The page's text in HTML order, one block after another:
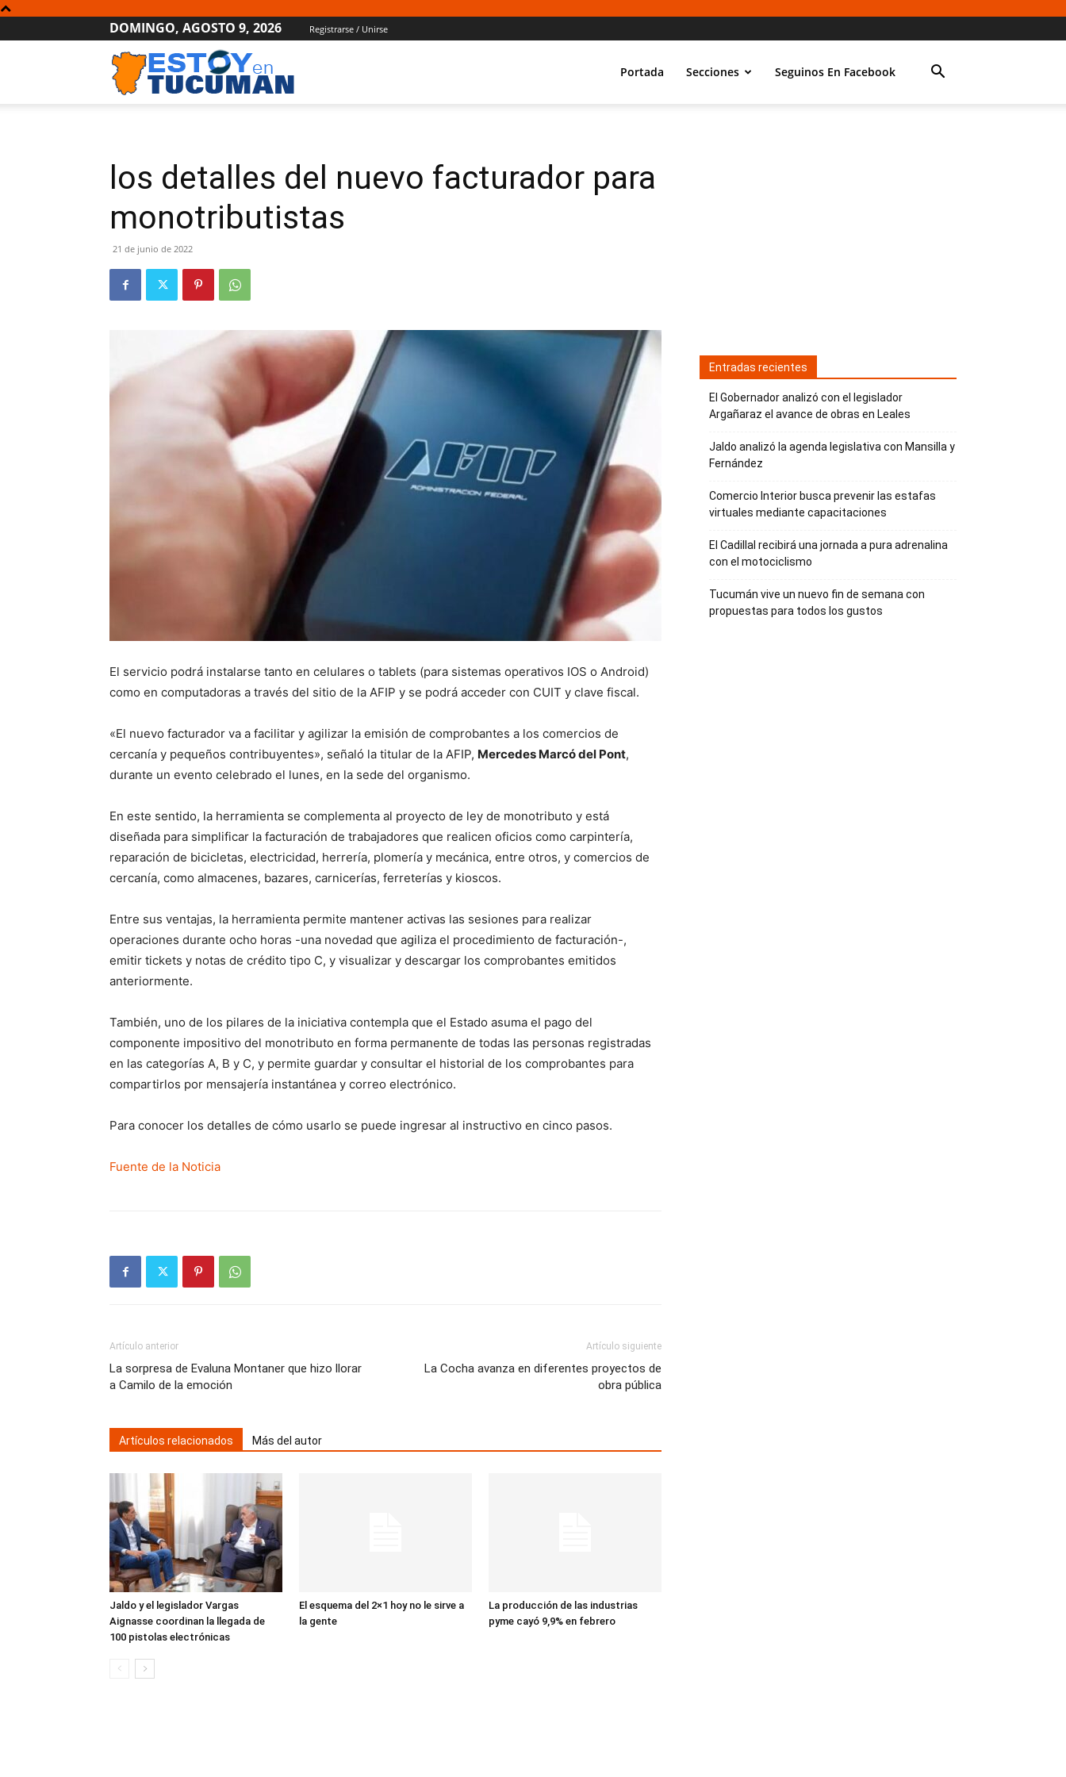
DOMINGO, AGOSTO 9, 2026 Registrarse / Unirse
Portada Secciones Seguinos En Facebook
los detalles del nuevo facturador para
monotributistas
21 de junio de 2022
El servicio podrá instalarse tanto en celulares o tablets (para sistemas operativos IOS o Android)
como en computadoras a través del sitio de la AFIP y se podrá acceder con CUIT y clave fiscal.
«El nuevo facturador va a facilitar y agilizar la emisión de comprobantes a los comercios de
cercanía y pequeños contribuyentes», señaló la titular de la AFIP, Mercedes Marcó del Pont,
durante un evento celebrado el lunes, en la sede del organismo.
En este sentido, la herramienta se complementa al proyecto de ley de monotributo y está
diseñada para simplificar la facturación de trabajadores que realicen oficios como carpintería,
reparación de bicicletas, electricidad, herrería, plomería y mecánica, entre otros, y comercios de
cercanía, como almacenes, bazares, carnicerías, ferreterías y kioscos.
Entre sus ventajas, la herramienta permite mantener activas las sesiones para realizar
operaciones durante ocho horas -una novedad que agiliza el procedimiento de facturación-,
emitir tickets y notas de crédito tipo C, y visualizar y descargar los comprobantes emitidos
anteriormente.
También, uno de los pilares de la iniciativa contempla que el Estado asuma el pago del
componente impositivo del monotributo en forma permanente de todas las personas registradas
en las categorías A, B y C, y permite guardar y consultar el historial de los comprobantes para
compartirlos por mensajería instantánea y correo electrónico.
Para conocer los detalles de cómo usarlo se puede ingresar al instructivo en cinco pasos.
Fuente de la Noticia
Artículo anterior
La sorpresa de Evaluna Montaner que hizo llorar
a Camilo de la emoción
Artículo siguiente
La Cocha avanza en diferentes proyectos de
obra pública
Artículos relacionados Más del autor
Jaldo y el legislador Vargas
Aignasse coordinan la llegada de
100 pistolas electrónicas
El esquema del 2×1 hoy no le sirve a
la gente
La producción de las industrias
pyme cayó 9,9% en febrero
Entradas recientes
El Gobernador analizó con el legislador
Argañaraz el avance de obras en Leales
Jaldo analizó la agenda legislativa con Mansilla y
Fernández
Comercio Interior busca prevenir las estafas
virtuales mediante capacitaciones
El Cadillal recibirá una jornada a pura adrenalina
con el motociclismo
Tucumán vive un nuevo fin de semana con
propuestas para todos los gustos